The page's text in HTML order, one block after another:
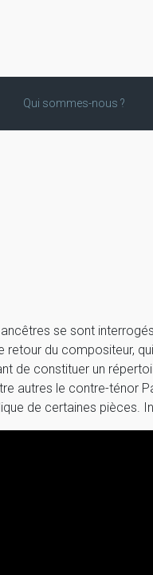
Qui sommes-nous ?
se sont
du compositeur,
de constituer un
autres le contre-ténor
de certaines pièces.